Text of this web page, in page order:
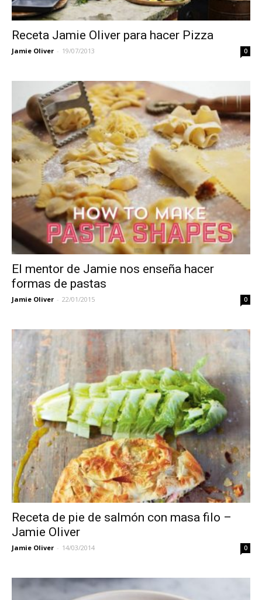
Receta Jamie Oliver para hacer Pizza
Jamie Oliver - 19/07/2013 0
El mentor de Jamie nos enseña hacer
formas de pastas
Jamie Oliver - 22/01/2015 0
Receta de pie de salmón con masa filo –
Jamie Oliver
Jamie Oliver - 14/03/2014 0